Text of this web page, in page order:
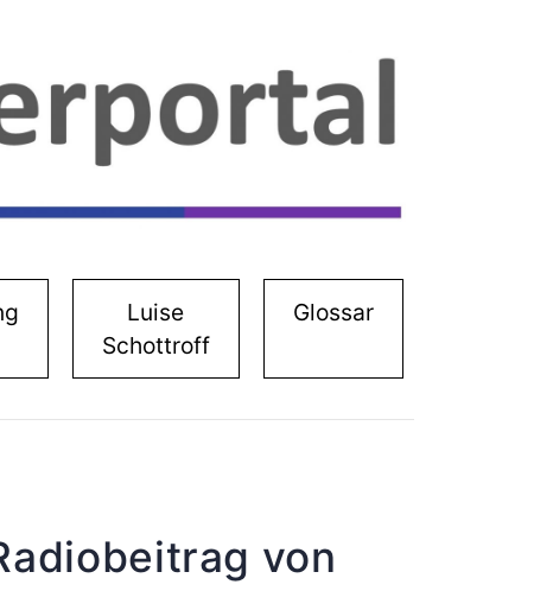
Luise
Schottroff
Glossar
von